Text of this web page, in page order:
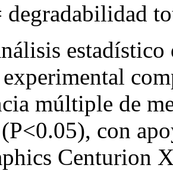
degradabilidad
múltiple de
con
Centurion